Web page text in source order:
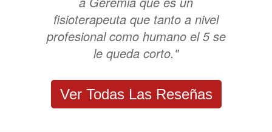
fisioterapeuta que tanto a nivel
profesional como humano el 5 se
le queda corto."
Ver Todas Las Reseñas